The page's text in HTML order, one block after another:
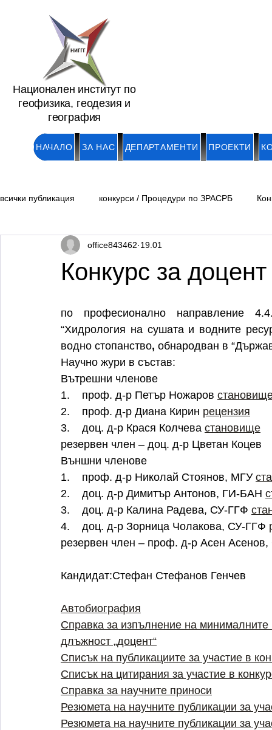
Национален институт по
геофизика, геодезия и
география
НАЧАЛО ЗА НАС ДЕПАРТАМЕНТИ ПРОЕКТИ
всички публикация конкурси / Процедури по ЗРАСРБ
Обяви/ Академични длъжности
Конкурс за доцент
office843462 19.01
по професионално направление
“Хидрология на сушата и водните
водно стопанство, обнародван в
Научно жури в състав:
Вътрешни членове
1.    проф. д-р Петър Ножаров
2.    проф. д-р Диана Кирин рецензия
3.    доц. д-р Крася Колчева становище
резервен член – доц. д-р Цветан Коцев
Външни членове
1.    проф. д-р Николай Стоянов, МГУ
2.    доц. д-р Димитър Антонов, ГИ-БАН
3.    доц. д-р Калина Радева, СУ-ГГФ
4.    доц. д-р Зорница Чолакова, СУ-ГГФ
резервен член – проф. д-р Асен
Кандидат:Стефан Стефанов Генчев
Автобиография
Справка за изпълнение на
длъжност „доцент“
Списък на публикациите за участие в
Списък на цитирания за участие в
Справка за научните приноси
Резюмета на научните публикации за
Резюмета на научните публикации за